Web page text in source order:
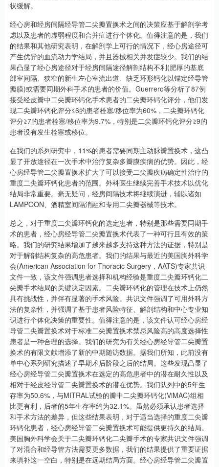
状缓解。
经心房和经房间隔经导管二尖瓣置换术之间的决策应基于解剖学考
虑以及患者的虚弱程度和合并症进行个体化。值得注意的是，我们
的结果和其他研究表明，在解剖学上可行的情况下，经心房途径可
产生优异的血流动力学结局，并且器械相关并发症较少。我们的结
果凸显了经心房途径对于经房间隔途径解剖结构不利(肥厚的基底
部室间隔、狭窄的新生左心室流出道、缺乏环形钙化以锚定经导管
瓣膜)或需要同期外科手术的患者的价值。Guerrero等分析了87例
接受经皮瓣中二尖瓣环钙化手术患者的二尖瓣环钙化评分，他们发
现二尖瓣环钙化评分≤6的患者栓塞/移位率为60%，二尖瓣环钙化
评分≥7的患者栓塞/移位率为9.7%，特别是二尖瓣环钙化评分≥9的
患者没有发生栓塞或移位。
在我们的系列研究中，11%的患者需要同期主动脉瓣置换术，这凸
显了开放途径在一次手术中治疗复杂多瓣膜疾病的优势。因此，经
心房经导管二尖瓣置换术扩大了可以接受二尖瓣疾病确定性治疗的
重度二尖瓣环钙化患者的范围。外科医生继续完善手术技术以优化
结局非常重要。毫无疑问，经房间隔技术将继续演进，辅以诸如
LAMPOON、酒精室间隔消融和专用二尖瓣器械等技术。
总之，对于重度二尖瓣环钙化的选定患者，特别是那些需要同期手
术的患者，经心房经导管二尖瓣置换术代表了一种可行且有效的策
略。我们的研究结果增加了越来越多支持这种方法的证据，特别是
对于解剖结构复杂的高危患者。我们的结果与最近的美国胸外科学
会(American Association for Thoracic Surgery，AATS)专家共识
文件一致，该文件强调患者选择和机构经验是重度二尖瓣环钙化二
尖瓣手术结局的关键决定因素。二尖瓣环钙化的管理在技术上仍然
具有挑战性，并伴有显著的手术风险。共识文件强调了可用外科方
法的复杂性，并强调了基于患者风险特征、解剖结构和中心专业知
识进行个体化决策的重要性。值得注意的是，该文件认可经心房经
导管二尖瓣置换术对于标准二尖瓣置换术禁忌风险高的高度选择性
患者是一种合理的选择。我们的研究为有关经心房经导管二尖瓣置
换术的有限文献增添了新的中期随访数据。据我们所知，此前没有
单中心系列研究描述了早期术后阶段之后的结局。这些发现凸显了
经心房经导管二尖瓣置换术在选定的高危患者中的潜在耐久性以及
相对于经皮经导管二尖瓣置换术的潜在优势。我们队列中的5年生
存率为50.6%，与MITRAL试验的瓣中二尖瓣环钙化(ViMAC)组相
比更有利，后者的5年生存率约为32.1%。虽然必须承认患者选择
和手术方法的差异，但这些结果表明，对于适当选择的重度二尖瓣
环钙化患者，经心房经导管二尖瓣置换术可能提供更持久的结局。
美国胸外科学会关于二尖瓣环钙化二尖瓣手术的专家共识文件强调
了对混合和经导管方法需要更多数据，我们的结果提供了重要证据
来填补这一空白，特别是在远期结局方面。经心房经导管二尖瓣置